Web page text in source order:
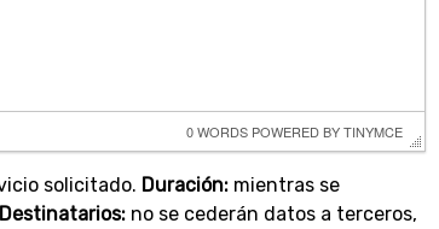
0 WORDS POWERED BY TINYMCE
solicitado. Duración: mientras se
Destinatarios: no se cederán datos a terceros,